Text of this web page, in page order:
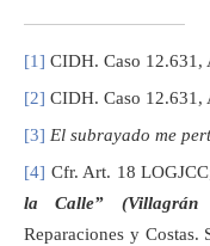
[1] CIDH. Caso 12.631,
[2] CIDH. Caso 12.631,
[3] El subrayado me
[4] Cfr. Art. 18
la Calle” (Villagrán
Reparaciones y Costas.